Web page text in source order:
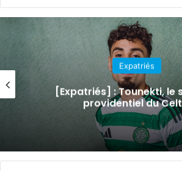
Expatriés
[Expatriés] : Le PSG
l’option d’achat pour